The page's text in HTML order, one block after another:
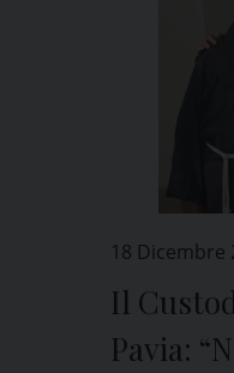
18 Dicembre
Il
Pavia: